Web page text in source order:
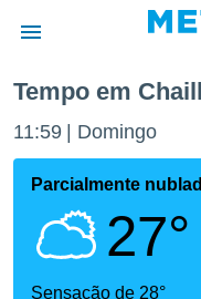
da
foi
fornecidas
Tempo em
11:59 Domingo
Parcialmente
27°
Sensação de 28°